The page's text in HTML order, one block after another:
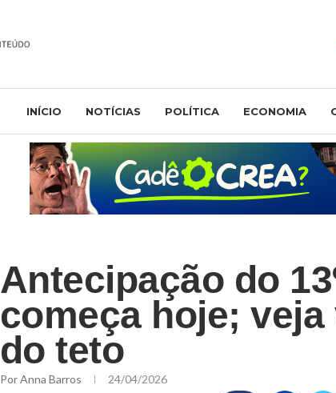
INÍCIO NOTÍCIAS POLÍTICA ECONOMIA
Antecipação do
começa hoje;
do teto
PorAnna Barros 24/04/2026